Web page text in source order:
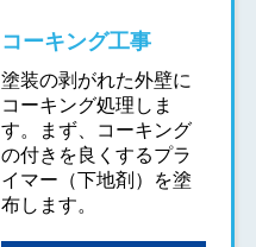
コーキング工事
塗装の剥がれた外壁に
コーキング処理しま
す。まず、コーキング
の付きを良くするプラ
イマー（下地剤）を塗
布します。